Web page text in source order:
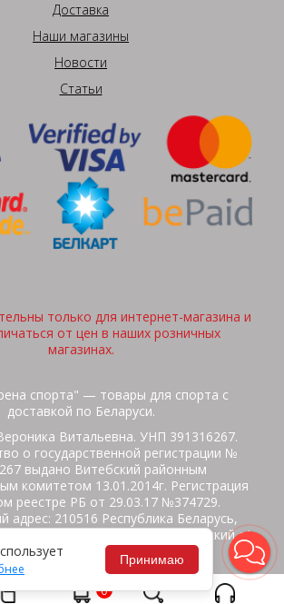
Доставка
Наши магазины
Новости
Статьи
только для интернет-магазина и
от цен в наших розничных
магазинах.
спорта" — товары для спорта с
доставкой по Беларуси.
Витальевна. УНП 391316267.
о государственной регистрации №
выдано Витебский районным
комитетом 13.01.2014г. Регистрация
реестре РБ от 29.03.17 №374729.
адрес: 210516 Республика Беларусь,
Витебский район, Бабиничский с/
аг.Ольгово, ул.Школьная
данных
Экспертиза Обмен/Возврат
0
Принимаю